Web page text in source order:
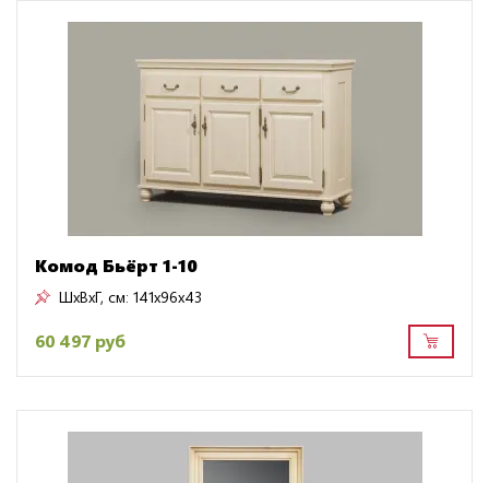
Комод Бьёрт 1-10
ШxВxГ, см: 141x96x43
60 497 руб